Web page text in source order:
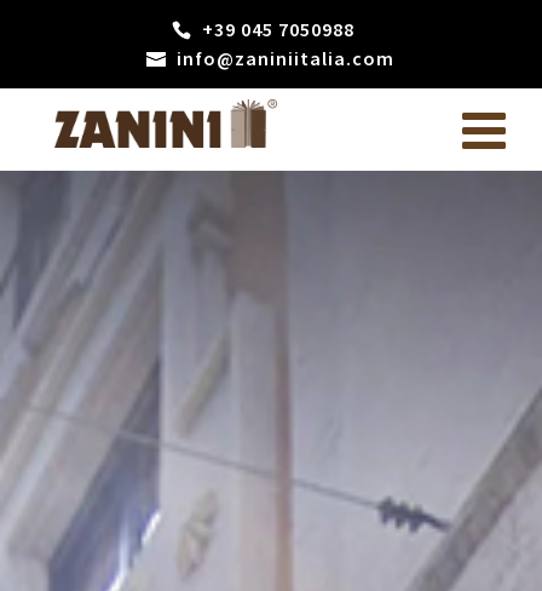
+39 045 7050988
info@zaniniitalia.com